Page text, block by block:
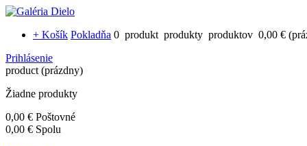
+ Košík Pokladňa 0 produkt produkty produktov 0,00 €
Prihlásenie
product (prázdny)
Žiadne produkty
0,00 € Poštovné
0,00 € Spolu